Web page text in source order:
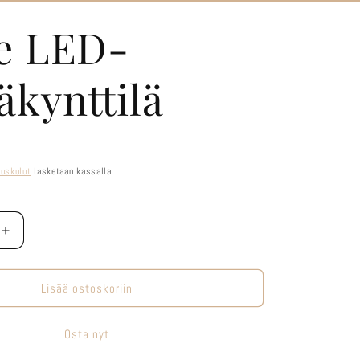
LED-
lasketaan kassalla.
Lisää
tuotteen
Beige
pöytäkynttilä
Lisää ostoskoriin
Osta nyt